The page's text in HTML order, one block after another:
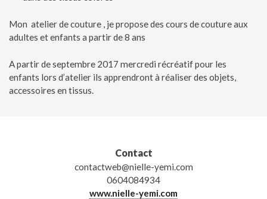
Contact
contactweb@nielle-yemi.com
0604084934
www.nielle-yemi.com
Mon atelier de couture , je propose des cours de couture aux
adultes et enfants a partir de 8 ans
A partir de septembre 2017 mercredi récréatif pour les
enfants lors d’atelier ils apprendront à réaliser des objets,
accessoires en tissus.